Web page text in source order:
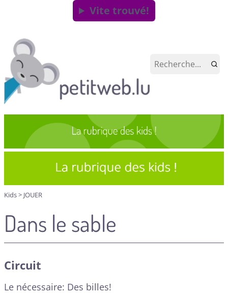
Vite trouvé!
Kids> JOUER
Dans le sable
Circuit
Le nécessaire: Des billes!